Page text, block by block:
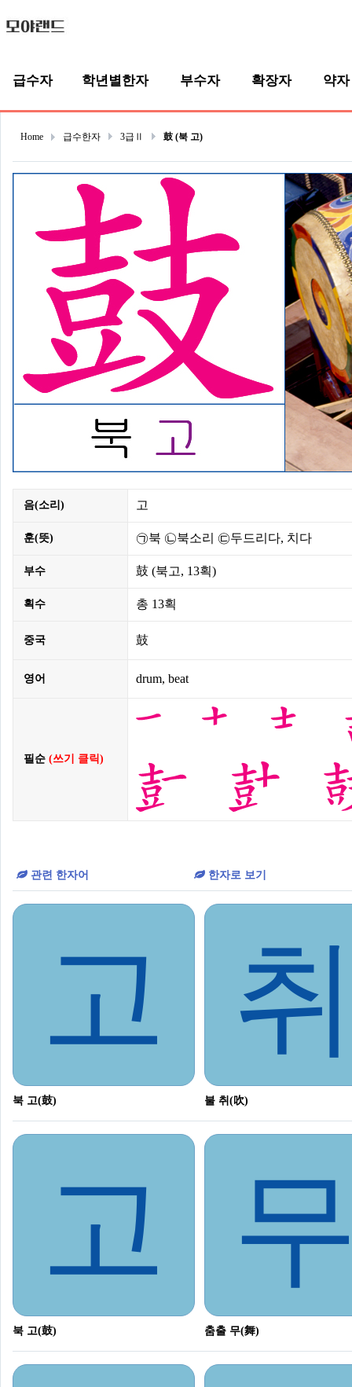
급수자 학년별한자 부수자 확장자 약자
Home 급수한자 3급Ⅱ 鼓 (북 고)
음(소리) 고
훈(뜻) ㉠북 ㉡북소리 ㉢두드리다, 치다
부수 鼓 (북고, 13획)
획수 총 13획
중국 鼓
영어 drum, beat
필순 (쓰기 클릭)
관련 한자어 한자로 보기
고
북 고(鼓) 불 취(吹)
고
북 고(鼓) 춤출 무(舞)